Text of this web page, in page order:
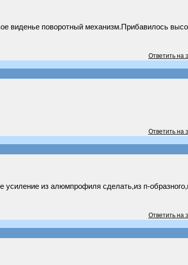
виденье поворотный механизм.Прибавилось
Ответить на
Ответить на
из алюмпрофиля сделать,из п-
Ответить на